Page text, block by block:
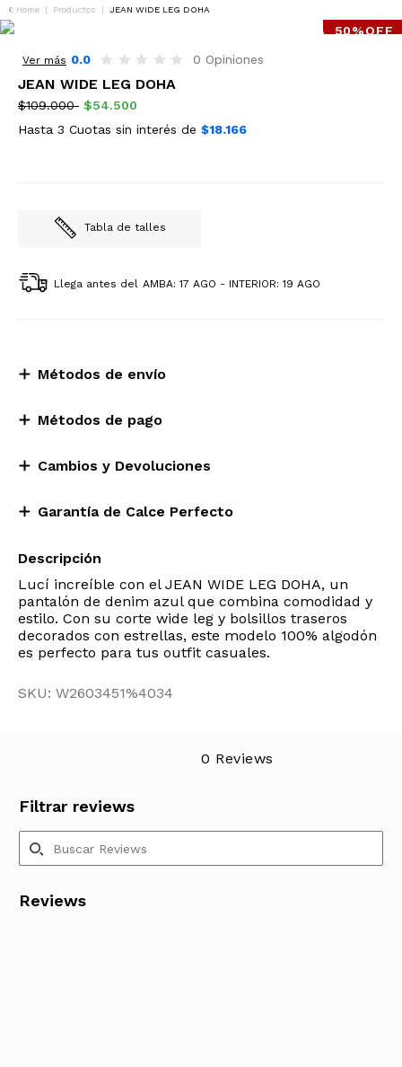
Home | Productos | JEAN WIDE LEG DOHA
50%OFF
Ver más 0.0 0 Opiniones
JEAN WIDE LEG DOHA
$109.000 $54.500
Hasta 3 Cuotas sin interés de $18.166
Tabla de talles
Llega antes del AMBA: 17 AGO - INTERIOR: 19 AGO
Métodos de envío
Métodos de pago
Cambios y Devoluciones
Garantía de Calce Perfecto
Descripción
Lucí increíble con el JEAN WIDE LEG DOHA, un
pantalón de denim azul que combina comodidad y
estilo. Con su corte wide leg y bolsillos traseros
decorados con estrellas, este modelo 100% algodón
es perfecto para tus outfit casuales.
SKU: W2603451%4034
Filtrar reviews
0 Reviews
Reviews